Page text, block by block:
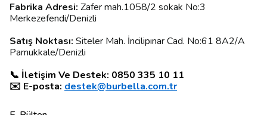
Fabrika Adresi: Zafer mah.1058/2 sokak No:3
Merkezefendi/Denizli
Satış Noktası: Siteler Mah. İncilipınar Cad. No:61 8A2/A
Pamukkale/Denizli
📞 İletişim Ve Destek: 0850 335 10 11
✉️ E-posta: destek@burbella.com.tr